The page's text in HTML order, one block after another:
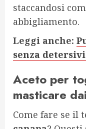
staccandosi
abbigliamento.
Leggi anche:
senza
Aceto per
masticare
Come fare se il